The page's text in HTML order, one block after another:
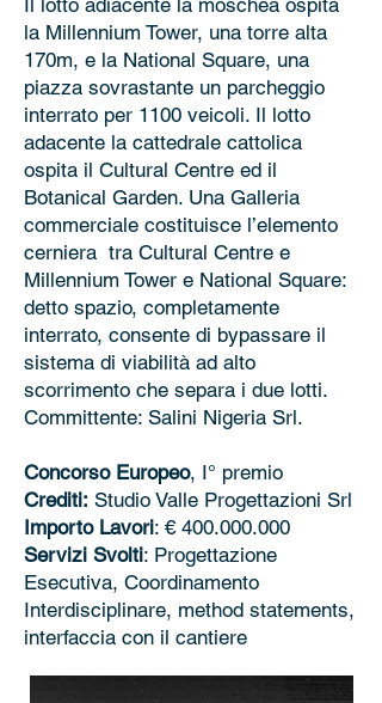
Il lotto adiacente la moschea ospita
la Millennium Tower, una torre alta
170m, e la National Square, una
piazza sovrastante un parcheggio
interrato per 1100 veicoli. Il lotto
adacente la cattedrale cattolica
ospita il Cultural Centre ed il
Botanical Garden. Una Galleria
commerciale costituisce l’elemento
cerniera tra Cultural Centre e
Millennium Tower e National Square:
detto spazio, completamente
interrato, consente di bypassare il
sistema di viabilità ad alto
scorrimento che separa i due lotti.
Committente: Salini Nigeria Srl.
Concorso Europeo, I° premio
Crediti: Studio Valle Progettazioni Srl
Importo Lavori: € 400.000.000
Servizi Svolti: Progettazione
Esecutiva, Coordinamento
Interdisciplinare, method statements,
interfaccia con il cantiere